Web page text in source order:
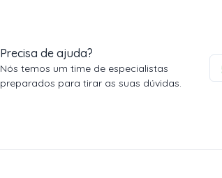
Precisa de ajuda?
Nós temos um time de especialistas
preparados para tirar as suas dúvidas.